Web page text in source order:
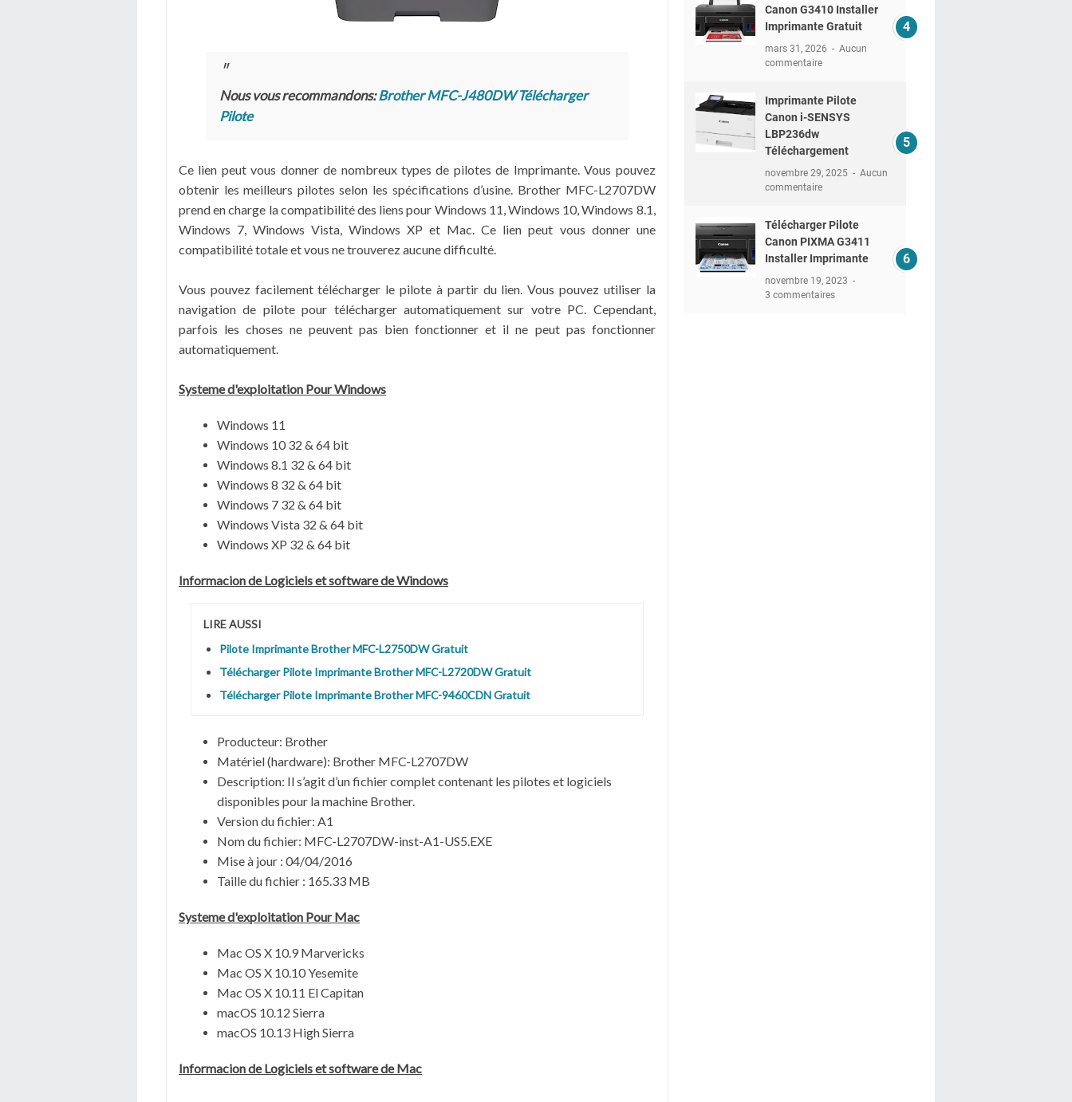
Nous vous recommandons:Brother MFC-J480DW Télécharger
Pilote
Ce lien peut vous donner de nombreux types de pilotes de Imprimante. Vous pouvez
obtenir les meilleurs pilotes selon les spécifications d’usine. Brother MFC-L2707DW
prend en charge la compatibilité des liens pour Windows 11, Windows 10, Windows 8.1,
Windows 7, Windows Vista, Windows XP et Mac. Ce lien peut vous donner une
compatibilité totale et vous ne trouverez aucune difficulté.
Vous pouvez facilement télécharger le pilote à partir du lien. Vous pouvez utiliser la
navigation de pilote pour télécharger automatiquement sur votre PC. Cependant,
parfois les choses ne peuvent pas bien fonctionner et il ne peut pas fonctionner
automatiquement.
Systeme d'exploitation Pour Windows
Windows 11
Windows 10 32 & 64 bit
Windows 8.1 32 & 64 bit
Windows 8 32 & 64 bit
Windows 7 32 & 64 bit
Windows Vista 32 & 64 bit
Windows XP 32 & 64 bit
Informacion de Logiciels et software de Windows
LIRE AUSSI
Pilote Imprimante Brother MFC-L2750DW Gratuit
Télécharger Pilote Imprimante Brother MFC-L2720DW Gratuit
Télécharger Pilote Imprimante Brother MFC-9460CDN Gratuit
Producteur: Brother
Matériel (hardware): Brother MFC-L2707DW
Description: Il s’agit d’un fichier complet contenant les pilotes et logiciels
disponibles pour la machine Brother.
Version du fichier: A1
Nom du fichier: MFC-L2707DW-inst-A1-US5.EXE
Mise à jour : 04/04/2016
Taille du fichier : 165.33 MB
Systeme d'exploitation Pour Mac
Mac OS X 10.9 Marvericks
Mac OS X 10.10 Yesemite
Mac OS X 10.11 El Capitan
macOS 10.12 Sierra
macOS 10.13 High Sierra
Informacion de Logiciels et software de Mac
Canon G3410 Installer
Imprimante Gratuit
mars 31, 2026
Aucun
commentaire
Imprimante Pilote
Canon i-SENSYS
LBP236dw
Téléchargement
novembre 29, 2025
Aucun
commentaire
Télécharger Pilote
Canon PIXMA G3411
Installer Imprimante
novembre 19, 2023
3 commentaires